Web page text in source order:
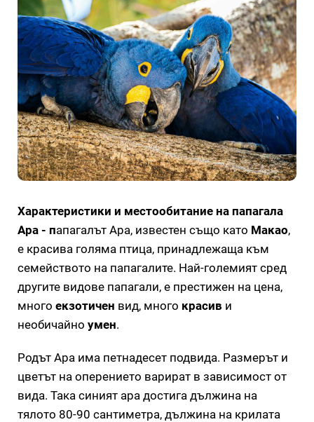
Характеристики и местообитание на папагала
Ара - папагалът Ара, известен също като Макао,
е красива голяма птица, принадлежаща към
семейството на папагалите. Най-големият сред
другите видове папагали, е престижен на цена,
много екзотичен вид, много красив и
необичайно умен.
Родът Aрa има петнадесет подвида. Размерът и
цветът на оперението варират в зависимост от
вида. Така синият ара достига дължина на
тялото 80-90 сантиметра, дължина на крилата